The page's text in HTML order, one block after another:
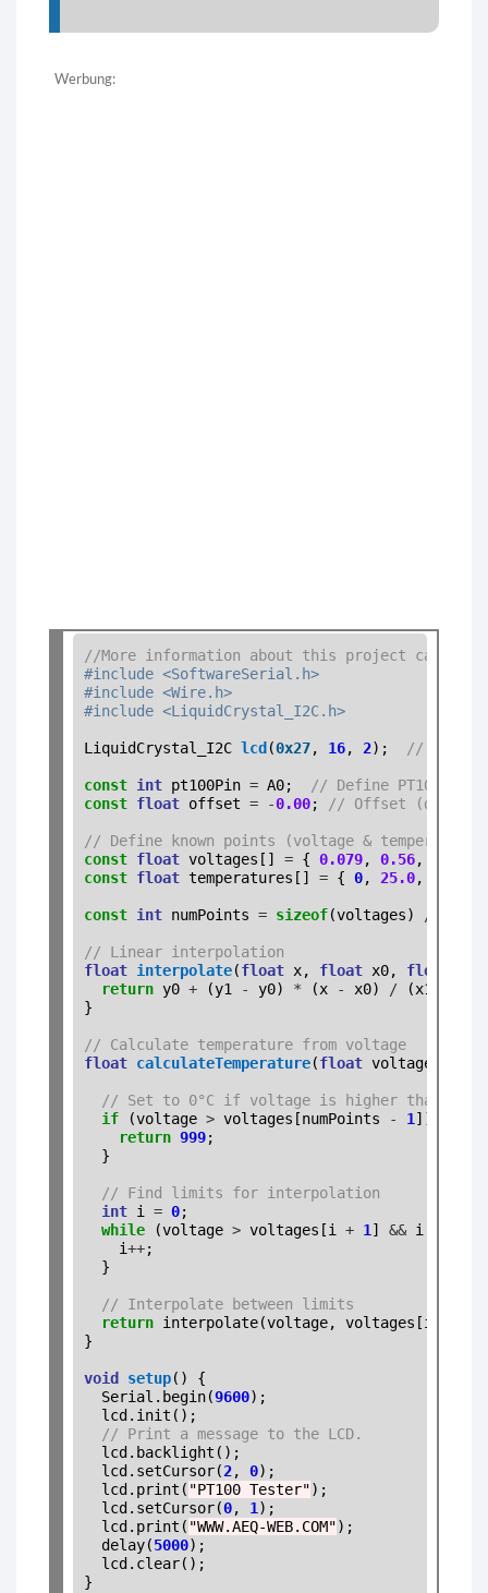
Werbung:
//More information about this project can be
#include <SoftwareSerial.h>
#include <Wire.h>
#include <LiquidCrystal_I2C.h>
LiquidCrystal_I2C lcd (0x27, 16, 2); // set
const int pt100Pin = A0;
// Define PT100
const float offset = -0.00; // Offset
// Define known points (voltage & temperature)
const float voltages[] = { 0.079, 0.56,
const float temperatures[] = { 0, 25.0,
const int numPoints = sizeof(voltages) /
// Linear interpolation
float interpolate(float x, float x0, float
return y0 + (y1 - y0) * (x - x0) / (x1
}
// Calculate temperature from voltage
float calculateTemperature(float voltage) {
// Set to 0°C if voltage is higher than max.
if (voltage > voltages[numPoints - 1]) {
return 999;
  }
// Find limits for interpolation
int i = 0;
while (voltage > voltages[i + 1] && i
    i
++;
  }
// Interpolate between limits
return interpolate(voltage, voltages[i],
}
void setup() {
  Serial.begin(
9600);
  lcd.init();
// Print a message to the LCD.
  lcd.backlight();
  lcd.setCursor(
2, 0);
  lcd.print(
"PT100 Tester");
  lcd.setCursor(
0, 1);
  lcd.print(
"WWW.AEQ-WEB.COM");
  delay(
5000);
  lcd.clear();
}